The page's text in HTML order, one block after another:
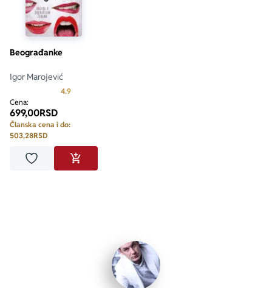
Beograđanke
Igor Marojević
4.9Prosecna ocena je 4.9 od 5
Cena:
699,00RSD
Članska cena i do:
503,28RSD
Dodaj u omiljeneDODAJ U KORPU